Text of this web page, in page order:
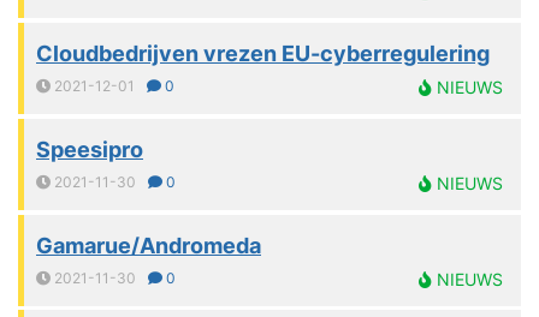
Cloudbedrijven vrezen EU-cyberregulering
2021-12-01 0 NIEUWS
Speesipro
2021-11-30 0 NIEUWS
Gamarue/Andromeda
2021-11-30 0 NIEUWS